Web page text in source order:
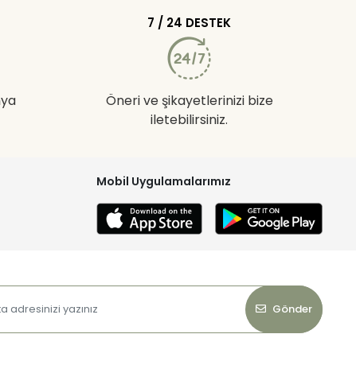
7 / 24 DESTEK
Öneri ve şikayetlerinizi bize
iletebilirsiniz.
Mobil Uygulamalarımız
Gönder